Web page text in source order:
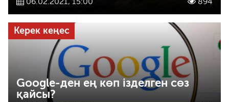
Керек кеңес
Google-ден ең көп ізделген сөз
қайсы?